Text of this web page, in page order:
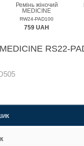
Ремінь жіночий
MEDICINE
RW24-PAD100
759 UAH
RS22-